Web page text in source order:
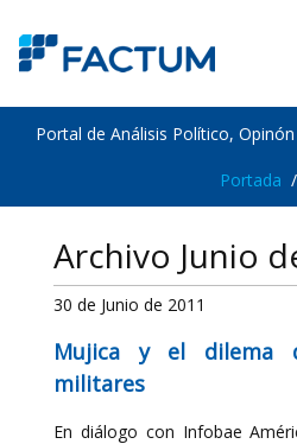
Portal de Análisis Político,
Portada
Archivo Junio
30 de Junio de 2011
Mujica y el dilema
militares
En diálogo con Infobae